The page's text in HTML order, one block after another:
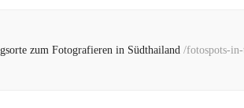
zum Fotografieren in Südthailand /fotospots-